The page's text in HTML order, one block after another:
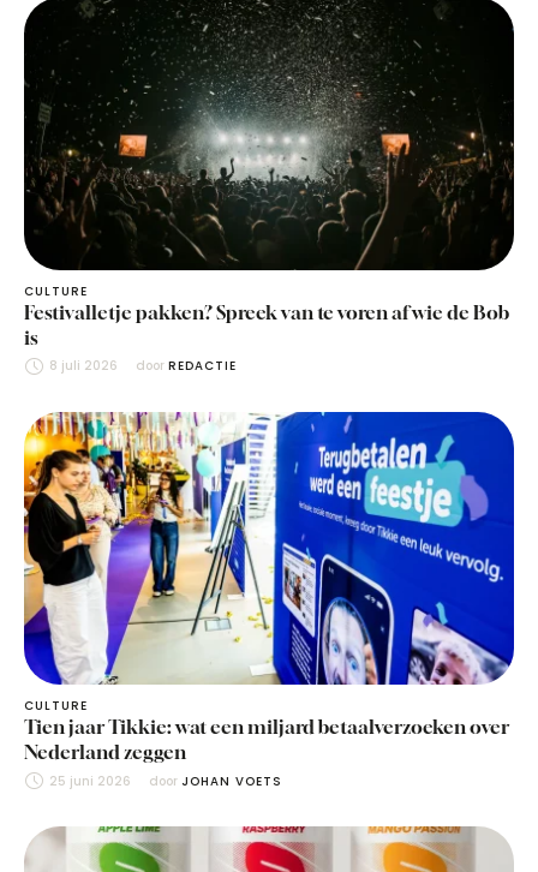
CULTURE
Festivalletje pakken? Spreek van te voren af wie de Bob
is
8 juli 2026 door REDACTIE
CULTURE
Tien jaar Tikkie: wat een miljard betaalverzoeken over
Nederland zeggen
25 juni 2026 door JOHAN VOETS